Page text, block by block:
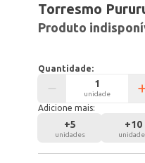
Torresmo
Produto
Quantidade:
unidade
Adicione mais:
+5
unidades
+10